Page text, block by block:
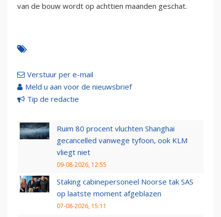
van de bouw wordt op achttien maanden geschat.
Verstuur per e-mail
Meld u aan voor de nieuwsbrief
Tip de redactie
Ruim 80 procent vluchten Shanghai
gecancelled vanwege tyfoon, ook KLM
vliegt niet
09-08-2026, 12:55
Staking cabinepersoneel Noorse tak SAS
op laatste moment afgeblazen
07-08-2026, 15:11